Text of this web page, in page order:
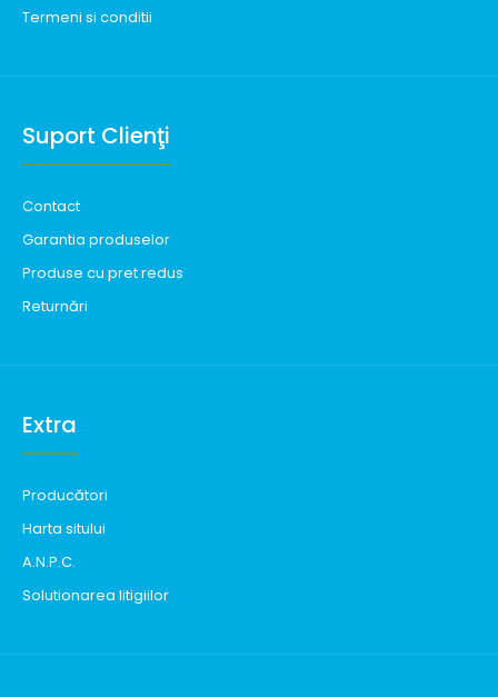
Termeni si conditii
Suport Clienţi
Contact
Garantia produselor
Produse cu pret redus
Returnări
Extra
Producători
Harta sitului
A.N.P.C.
Solutionarea litigiilor